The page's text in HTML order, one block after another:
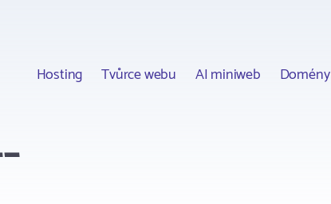
Hosting Tvůrce webu AI miniweb Domény